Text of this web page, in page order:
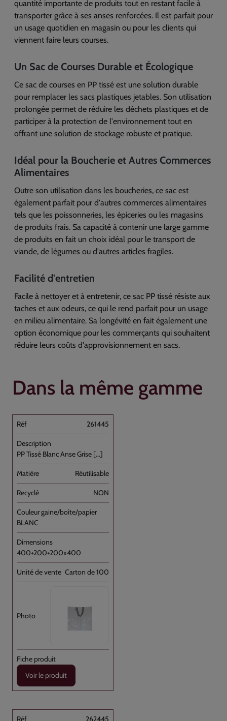
quantité importante de produits tout en restant facile à
transporter grâce à ses anses renforcées. Il est parfait pour
un usage quotidien en magasin ou pour les clients qui
viennent faire leurs courses.
Un Sac de Courses Durable et Écologique
Ce sac de courses en PP tissé est une solution durable
pour remplacer les sacs plastiques jetables. Son utilisation
prolongée permet de réduire les déchets plastiques et de
participer à la protection de l'environnement tout en
offrant une solution de stockage robuste et pratique.
Idéal pour la Boucherie et Autres Commerces
Alimentaires
Outre son utilisation dans les boucheries, ce sac est
également parfait pour d'autres commerces alimentaires
tels que les poissonneries, les épiceries ou les magasins
de produits frais. Sa capacité à contenir une large gamme
de produits en fait un choix idéal pour le transport de
viande, de légumes ou d'autres articles fragiles.
Facilité d'entretien
Facile à nettoyer et à entretenir, ce sac PP tissé résiste aux
taches et aux odeurs, ce qui le rend parfait pour un usage
en milieu alimentaire. Sa longévité en fait également une
option économique pour les commerçants qui souhaitent
réduire leurs coûts d'approvisionnement en sacs.
Dans la même gamme
261445
PP Tissé Blanc Anse Grise [...]
Réutilisable
NON
BLANC
400+200+200x400
Carton de 100
Voir le produit
262445